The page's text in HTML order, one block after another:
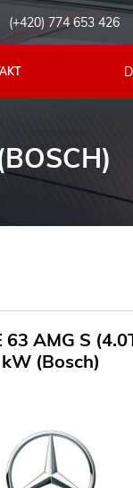
(+420) 774 653 426
63 AMG S
kW (Bosch)